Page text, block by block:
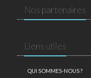
Nos partenaires
Liens utiles
QUI SOMMES-NOUS ?